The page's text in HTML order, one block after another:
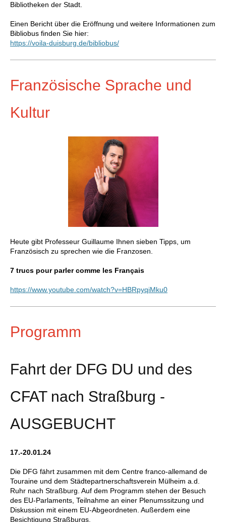
Bibliotheken der Stadt.
Einen Bericht über die Eröffnung und weitere Informationen zum
Bibliobus finden Sie hier:
https://voila-duisburg.de/bibliobus/
Französische Sprache und
Kultur
Heute gibt Professeur Guillaume Ihnen sieben Tipps, um
Französisch zu sprechen wie die Franzosen.
7 trucs pour parler comme les Français
https://www.youtube.com/watch?v=HBRpyqiMku0
Programm
Fahrt der DFG DU und des
CFAT nach Straßburg -
AUSGEBUCHT
17.-20.01.24
Die DFG fährt zusammen mit dem Centre franco-allemand de
Touraine und dem Städtepartnerschaftsverein Mülheim a.d.
Ruhr nach Straßburg. Auf dem Programm stehen der Besuch
des EU-Parlaments, Teilnahme an einer Plenumssitzung und
Diskussion mit einem EU-Abgeordneten. Außerdem eine
Besichtigung Straßburgs.